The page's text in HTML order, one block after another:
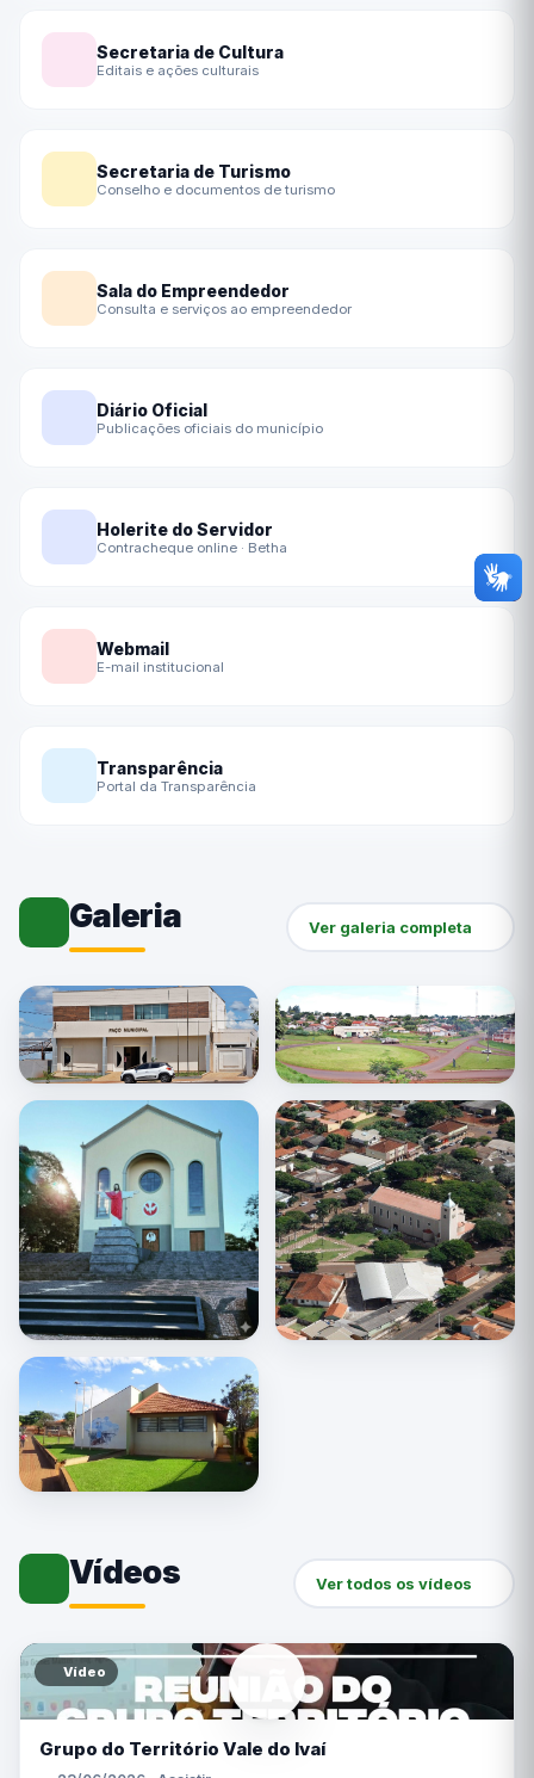
Secretaria de Cultura
Editais e ações culturais
Secretaria de Turismo
Conselho e documentos de turismo
Sala do Empreendedor
Consulta e serviços ao empreendedor
Diário Oficial
Publicações oficiais do município
Holerite do Servidor
Contracheque online · Betha
Webmail
E-mail institucional
Transparência
Portal da Transparência
Galeria Ver galeria completa
Vídeos Ver todos os vídeos
Vídeo
Grupo do Território Vale do Ivaí